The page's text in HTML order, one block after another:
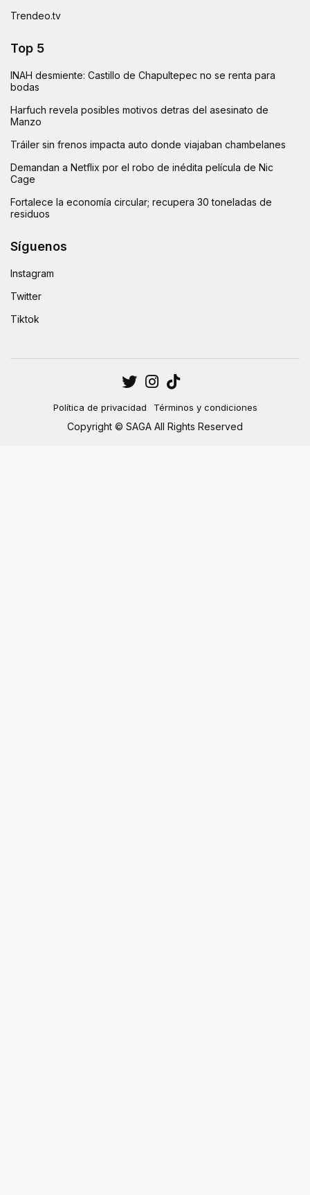
Trendeo.tv
Top 5
INAH desmiente: Castillo de Chapultepec no se renta para
bodas
Harfuch revela posibles motivos detras del asesinato de
Manzo
Tráiler sin frenos impacta auto donde viajaban chambelanes
Demandan a Netflix por el robo de inédita película de Nic
Cage
Fortalece la economía circular; recupera 30 toneladas de
residuos
Síguenos
Instagram
Twitter
Tiktok
Política de privacidad Términos y condiciones
Copyright © SAGA All Rights Reserved